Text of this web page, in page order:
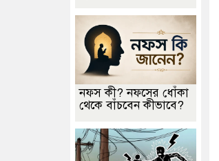
নফস কী? নফসের ধোঁকা
থেকে বাঁচবেন কীভাবে?